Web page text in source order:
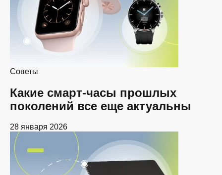
Советы
Какие смарт-часы прошлых
поколений все еще актуальны
28 января 2026